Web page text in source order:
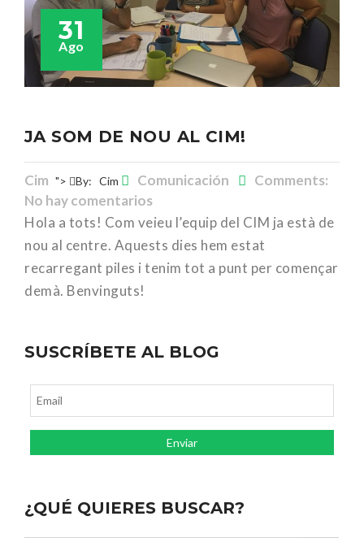
31
Ago
JA SOM DE NOU AL CIM!
Cim "> By: Cim Comunicación
Comments:
No hay comentarios
Hola a tots! Com veieu l’equip del CIM ja està de
nou al centre. Aquests dies hem estat
recarregant piles i tenim tot a punt per començar
demà. Benvinguts!
SUSCRÍBETE AL BLOG
¿QUÉ QUIERES BUSCAR?